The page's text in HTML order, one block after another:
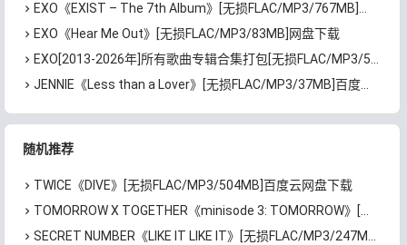
EXO《EXIST – The 7th Album》[无损FLAC/MP3/767MB]百度云网盘下载
EXO《Hear Me Out》[无损FLAC/MP3/83MB]网盘下载
EXO[2013-2026年]所有歌曲专辑合集打包[无损FLAC/MP3/5.03GB]百度云网盘下载
JENNIE《Less than a Lover》[无损FLAC/MP3/37MB]百度云网盘下载
随机推荐
TWICE《DIVE》[无损FLAC/MP3/504MB]百度云网盘下载
TOMORROW X TOGETHER《minisode 3: TOMORROW》[无损FLAC/MP3/242MB]百度云网盘下载
SECRET NUMBER《LIKE IT LIKE IT》[无损FLAC/MP3/247MB]百度云网盘下载